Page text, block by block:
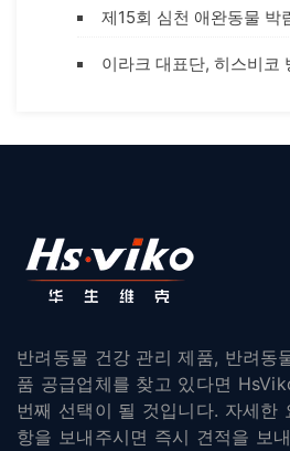
제15회 심천 애완동물
이라크 대표단, 히스비코
반려동물 건강 관리 제품, 반려동
품 공급업체를 찾고 있다면
번째 선택이 될 것입니다. 자세한
항을 보내주시면 즉시 견적을 보